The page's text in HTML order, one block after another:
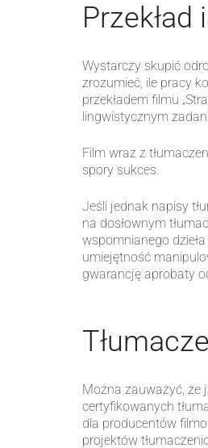
Przekład
Wystarczy skupić
zrozumieć, ile pracy
przekładem filmu
lingwistycznym
Film wraz z
spory sukces.
Jeśli jednak napisy
na dosłownym
wspomnianego
umiejętność
gwarancję aprobaty
Można zauważyć, że
certyfikowanych
dla producentów
projektów